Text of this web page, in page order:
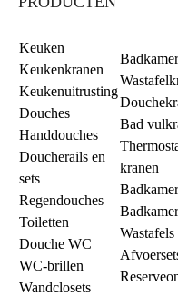
Keuken
Keukenkranen
Keukenuitrusting
Douches
Handdouches
Doucherails en
sets
Regendouches
Toiletten
Douche WC
WC-brillen
Wandclosets
Bad
kranen
Wastafels